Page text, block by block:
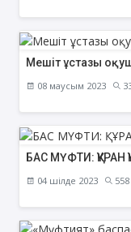
Мешіт ұстазы
08 маусым 2023
БАС МҮФТИ:
04 шілде 2023 558